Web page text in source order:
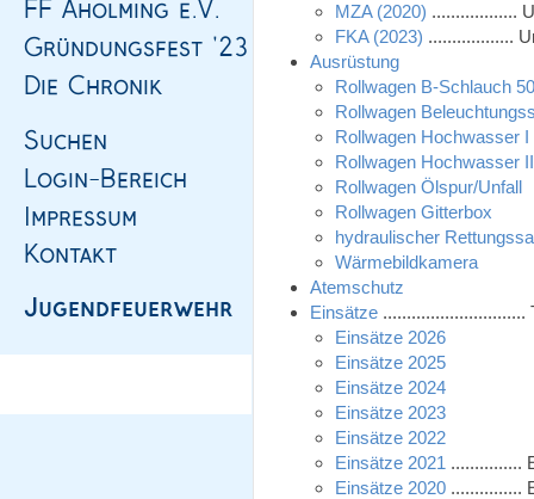
MZA (2020) ..................
FKA (2023) ..................
Ausrüstung
Rollwagen B-Schlauch
Rollwagen
Rollwagen Hochwasser I
Rollwagen Hochwasser II
Rollwagen Ölspur/Unfall
Rollwagen Gitterbox
hydraulischer
Wärmebildkamera
Atemschutz
Einsätze..............................
Einsätze 2026
Einsätze 2025
Einsätze 2024
Einsätze 2023
Einsätze 2022
Einsätze 2021 ...............
Einsätze 2020 ...............